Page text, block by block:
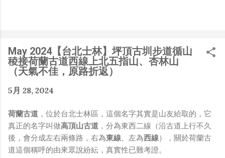
人，那我還在這幹嘛？？？（笑）” 也記得更久以前，當我
們還在研究那個眼鏡時，常聽到像是：『 他們不知道用了
什麼黑科技 』，這類沒有建設性、不應該從 RD 嘴裡說出
來的話，而我也是不以為然。坦白講，以前每次只要聽到某
SW嘴砲經理（暫且以H君稱之），沒事就把『 黑科技 』
同樣身為RD，我只覺得 Shame on you！（打嘴炮、作
秀搶風頭、噁心帶風向、搞政治操作、把別人做事的成果搶
去幫自己抬轎、有鍋直接推給下屬扛、散佈同事私生活謠
言，還有職場霸凌，這些你他媽都頂級專業戶，除此之外沒
May 2024【台北士林】坪頂古圳步道循山
稜接荷蘭古道西線上北五指山、杏林山
（天氣不佳，原路折返）
5月 28, 2024
荷蘭古道 ，位於台北士林區，這個名字其實是山友給取的，它
真正的名字叫做高頂山古道 ，分為東西二線（沿古道上行不久
後，會分成左右兩條路，右為東線 、左為西線），關於荷蘭古
道這個稱呼的由來眾說紛紜，真實性已難考證。